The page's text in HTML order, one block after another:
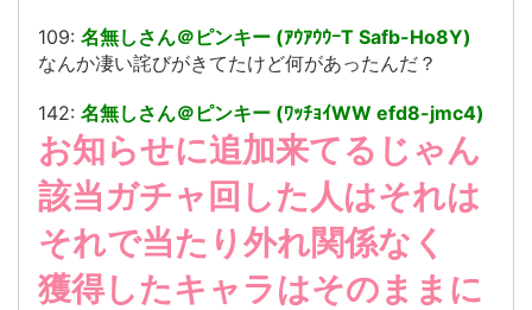
109: 名無しさん＠ピンキー (ｱｳｱｳｳｰT Safb-Ho8Y)
なんか凄い詫びがきてたけど何があったんだ？
142: 名無しさん＠ピンキー (ﾜｯﾁｮｲWW efd8-jmc4)
お知らせに追加来てるじゃん
該当ガチャ回した人はそれは
それで当たり外れ関係なく
獲得したキャラはそのままに